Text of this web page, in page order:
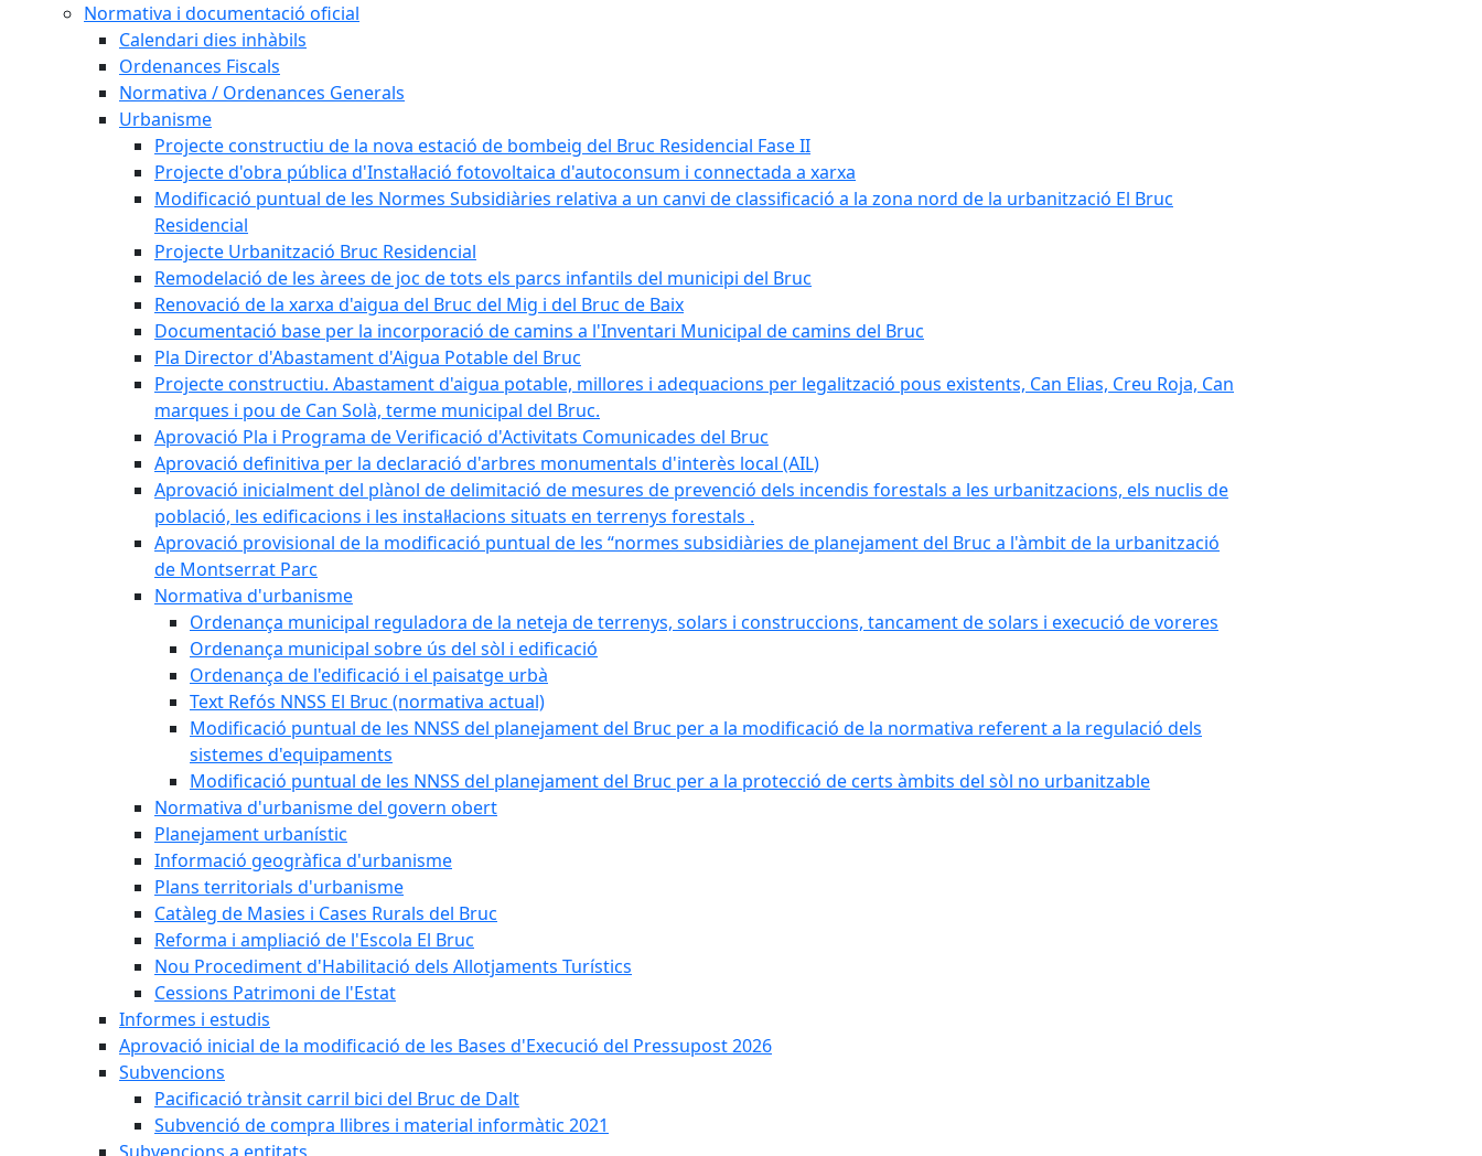
Normativa i documentació oficial
Calendari dies inhàbils
Ordenances Fiscals
Normativa / Ordenances Generals
Urbanisme
Projecte constructiu de la nova estació de bombeig del Bruc Residencial Fase II
Projecte d'obra pública d'Instal·lació fotovoltaica d'autoconsum i connectada a xarxa
Modificació puntual de les Normes Subsidiàries relativa a un canvi de classificació a la zona nord de la urbanització El Bruc
Residencial
Projecte Urbanització Bruc Residencial
Remodelació de les àrees de joc de tots els parcs infantils del municipi del Bruc
Renovació de la xarxa d'aigua del Bruc del Mig i del Bruc de Baix
Documentació base per la incorporació de camins a l'Inventari Municipal de camins del Bruc
Pla Director d'Abastament d'Aigua Potable del Bruc
Projecte constructiu. Abastament d'aigua potable, millores i adequacions per legalització pous existents, Can Elias, Creu Roja, Can
marques i pou de Can Solà, terme municipal del Bruc.
Aprovació Pla i Programa de Verificació d'Activitats Comunicades del Bruc
Aprovació definitiva per la declaració d'arbres monumentals d'interès local (AIL)
Aprovació inicialment del plànol de delimitació de mesures de prevenció dels incendis forestals a les urbanitzacions, els nuclis de
població, les edificacions i les instal·lacions situats en terrenys forestals .
Aprovació provisional de la modificació puntual de les “normes subsidiàries de planejament del Bruc a l'àmbit de la urbanització
de Montserrat Parc
Normativa d'urbanisme
Ordenança municipal reguladora de la neteja de terrenys, solars i construccions, tancament de solars i execució de voreres
Ordenança municipal sobre ús del sòl i edificació
Ordenança de l'edificació i el paisatge urbà
Text Refós NNSS El Bruc (normativa actual)
Modificació puntual de les NNSS del planejament del Bruc per a la modificació de la normativa referent a la regulació dels
sistemes d'equipaments
Modificació puntual de les NNSS del planejament del Bruc per a la protecció de certs àmbits del sòl no urbanitzable
Normativa d'urbanisme del govern obert
Planejament urbanístic
Informació geogràfica d'urbanisme
Plans territorials d'urbanisme
Catàleg de Masies i Cases Rurals del Bruc
Reforma i ampliació de l'Escola El Bruc
Nou Procediment d'Habilitació dels Allotjaments Turístics
Cessions Patrimoni de l'Estat
Informes i estudis
Aprovació inicial de la modificació de les Bases d'Execució del Pressupost 2026
Subvencions
Pacificació trànsit carril bici del Bruc de Dalt
Subvenció de compra llibres i material informàtic 2021